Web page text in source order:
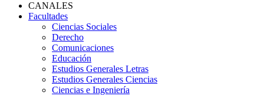
CANALES
Facultades
Ciencias Sociales
Derecho
Comunicaciones
Educación
Estudios Generales Letras
Estudios Generales Ciencias
Ciencias e Ingeniería